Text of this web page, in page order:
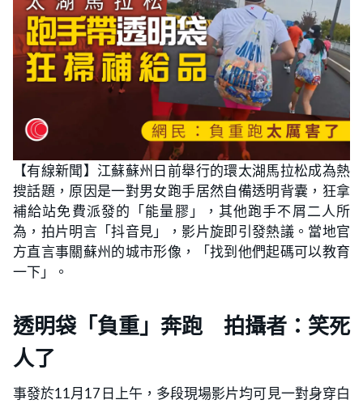
【有線新聞】江蘇蘇州日前舉行的環太湖馬拉松成為熱
搜話題，原因是一對男女跑手居然自備透明背囊，狂拿
補給站免費派發的「能量膠」，其他跑手不屑二人所
為，拍片明言「抖音見」，影片旋即引發熱議。當地官
方直言事關蘇州的城市形像，「找到他們起碼可以教育
一下」。
透明袋「負重」奔跑 拍攝者：笑死
人了
事發於11月17日上午，多段現場影片均可見一對身穿白